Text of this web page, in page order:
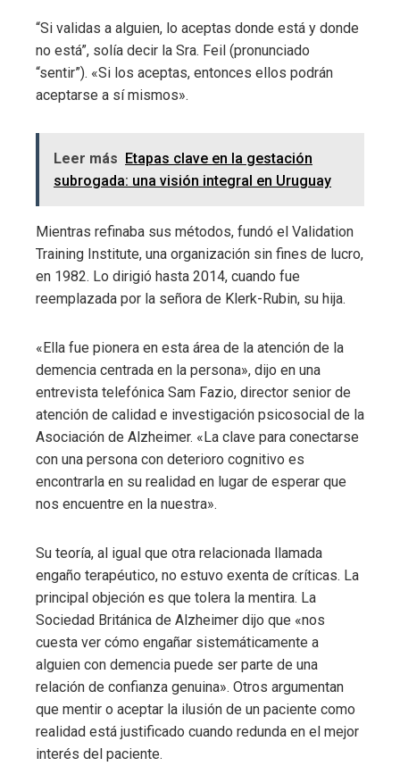
“Si validas a alguien, lo aceptas donde está y donde
no está”, solía decir la Sra. Feil (pronunciado
“sentir”). «Si los aceptas, entonces ellos podrán
aceptarse a sí mismos».
Leer más Etapas clave en la gestación
subrogada: una visión integral en Uruguay
Mientras refinaba sus métodos, fundó el Validation
Training Institute, una organización sin fines de lucro,
en 1982. Lo dirigió hasta 2014, cuando fue
reemplazada por la señora de Klerk-Rubin, su hija.
«Ella fue pionera en esta área de la atención de la
demencia centrada en la persona», dijo en una
entrevista telefónica Sam Fazio, director senior de
atención de calidad e investigación psicosocial de la
Asociación de Alzheimer. «La clave para conectarse
con una persona con deterioro cognitivo es
encontrarla en su realidad en lugar de esperar que
nos encuentre en la nuestra».
Su teoría, al igual que otra relacionada llamada
engaño terapéutico, no estuvo exenta de críticas. La
principal objeción es que tolera la mentira. La
Sociedad Británica de Alzheimer dijo que «nos
cuesta ver cómo engañar sistemáticamente a
alguien con demencia puede ser parte de una
relación de confianza genuina». Otros argumentan
que mentir o aceptar la ilusión de un paciente como
realidad está justificado cuando redunda en el mejor
interés del paciente.